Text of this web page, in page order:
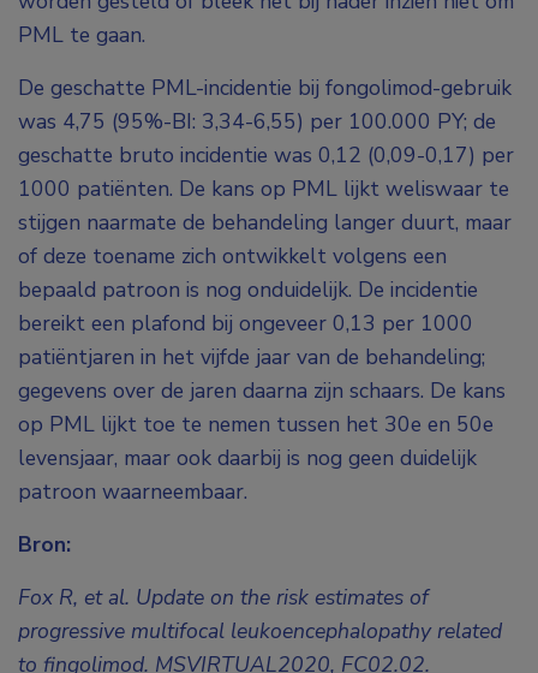
PML te gaan.
De geschatte PML-incidentie bij fongolimod-gebruik
was 4,75 (95%-BI: 3,34-6,55) per 100.000 PY; de
geschatte bruto incidentie was 0,12 (0,09-0,17) per
1000 patiënten. De kans op PML lijkt weliswaar te
stijgen naarmate de behandeling langer duurt, maar
of deze toename zich ontwikkelt volgens een
bepaald patroon is nog onduidelijk. De incidentie
bereikt een plafond bij ongeveer 0,13 per 1000
patiëntjaren in het vijfde jaar van de behandeling;
gegevens over de jaren daarna zijn schaars. De kans
op PML lijkt toe te nemen tussen het 30e en 50e
levensjaar, maar ook daarbij is nog geen duidelijk
patroon waarneembaar.
Bron:
Fox R, et al. Update on the risk estimates of
progressive multifocal leukoencephalopathy related
to fingolimod. MSVIRTUAL2020, FC02.02.